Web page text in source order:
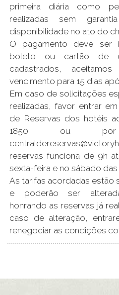
primeira diária como
realizadas sem
disponibilidade no ato do
O pagamento deve ser
boleto ou cartão de
cadastrados,
vencimento para 15 dias
Em caso de solicitações
realizadas, favor entrar
de Reservas dos hotéis
1850 ou
reservas funciona de 9h
sexta-feira e no sábado das
As tarifas acordadas estão
e poderão ser
honrando as reservas já
caso de alteração,
renegociar as condições